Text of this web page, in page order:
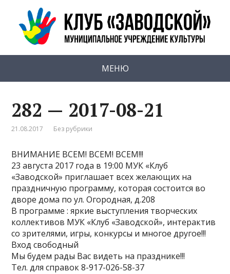
МЕНЮ
282 — 2017-08-21
21.08.2017 Без рубрики
ВНИМАНИЕ ВСЕМ! ВСЕМ! ВСЕМ!!!
23 августа 2017 года в 19:00 МУК «Клуб
«Заводской» приглашает всех желающих на
праздничную программу, которая состоится во
дворе дома по ул. Огородная, д.208
В программе : яркие выступления творческих
коллективов МУК «Клуб «Заводской», интерактив
со зрителями, игры, конкурсы и многое другое!!!
Вход свободный
Мы будем рады Вас видеть на празднике!!!
Тел. для справок 8-917-026-58-37